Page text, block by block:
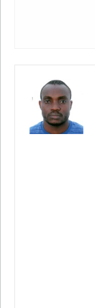
moyenne de
internationale
favorable.
cassée, le
était prévu
vers l’Union
économique
résultante de
barrages
trimestre
Cameroun
Seulement,